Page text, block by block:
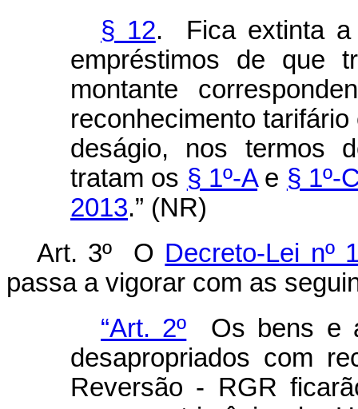
§ 12. Fica extinta a
empréstimos de que
montante
reconhecimento
deságio, nos termos
tratam os § 1º-Ae § 1º-
2013.” (NR)
Art. 3º O Decreto-Lei nº
passa a vigorar com as
“Art. 2º Os bens e
desapropriados com
Reversão - RGR